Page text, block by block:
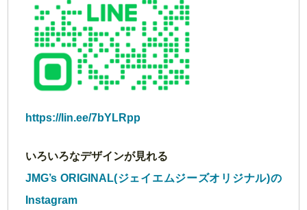
https://lin.ee/7bYLRpp
いろいろなデザインが見れる
JMG’s ORIGINAL(ジェイエムジーズオリジナル)の
Instagram